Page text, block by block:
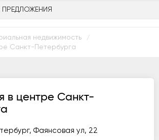
недвижимость /
Санкт-Петербурга
в центре Санкт-
Фаянсовая ул, 22